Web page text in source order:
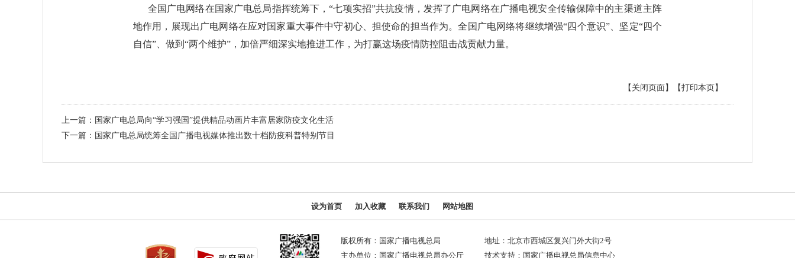
全国广电网络在国家广电总局指挥统筹下，“七项实招”共抗疫情，发挥了广电网络在广播电视安全传输保障中的主渠道主阵
地作用，展现出广电网络在应对国家重大事件中守初心、担使命的担当作为。全国广电网络将继续增强“四个意识”、坚定“四个
自信”、做到“两个维护”，加倍严细深实地推进工作，为打赢这场疫情防控阻击战贡献力量。
【打印本页】
【关闭页面】
上一篇：国家广电总局向“学习强国”提供精品动画片丰富居家防疫文化生活
下一篇：国家广电总局统筹全国广播电视媒体推出数十档防疫科普特别节目
设为首页 加入收藏 联系我们 网站地图
版权所有：国家广播电视总局
主办单位：国家广播电视总局办公厅
地址：北京市西城区复兴门外大街2号
技术支持：国家广播电视总局信息中心